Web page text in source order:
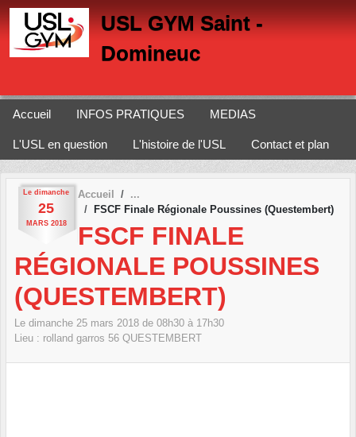
USL GYM Saint -
Domineuc
Accueil INFOS PRATIQUES MEDIAS
L'USL en question L'histoire de l'USL Contact et plan
Le dimanche
25
MARS 2018
Accueil
FSCF Finale Régionale Poussines (Questembert)
FSCF FINALE
RÉGIONALE POUSSINES
(QUESTEMBERT)
Le dimanche 25 mars 2018 de 08h30 à 17h30
Lieu : rolland garros 56 QUESTEMBERT
Panneau de gestion des cookies